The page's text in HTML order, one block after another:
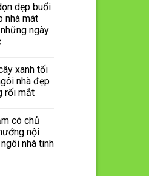
dẹp buổi
nhà mát
ngày
xanh tối
nhà đẹp
rối mắt
có chủ
nội
nhà tinh